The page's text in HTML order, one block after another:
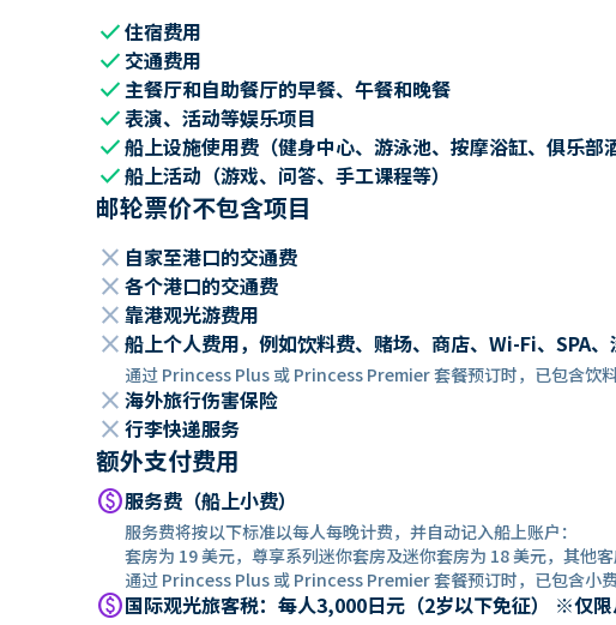
check住宿费用
check 交通费用
check主餐厅和自助餐厅的早餐、午餐和晚餐
check表演、活动等娱乐项目
check船上设施使用费（健身中心、游泳池、按摩浴缸、俱乐部
check船上活动（游戏、问答、手工课程等）
邮轮票价不包含项目
close 自家至港口的交通费
close 各个港口的交通费
close 靠港观光游费用
close 船上个人费用，例如饮料费、赌场、商店、Wi-Fi、SPA
通过 Princess Plus 或 Princess Premier 套餐预订时，已包含饮料
close 海外旅行伤害保险
close 行李快递服务
额外支付费用
paid服务费（船上小费）
服务费将按以下标准以每人每晚计费，并自动记入船上账户：
套房为 19 美元，尊享系列迷你套房及迷你套房为 18 美元，其他客
通过 Princess Plus 或 Princess Premier 套餐预订时，已包含小费
paid国际观光旅客税：每人3,000日元（2岁以下免征） ※仅